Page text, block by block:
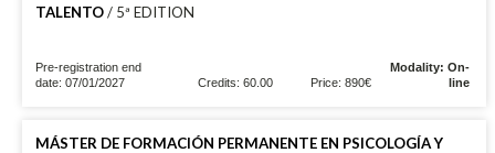
TALENTO/ 5ª EDITION
Pre-registration end
date: 07/01/2027
Credits: 60.00 Price: 890€
Modality: On-
line
MÁSTER DE FORMACIÓN PERMANENTE EN PSICOLOGÍA Y